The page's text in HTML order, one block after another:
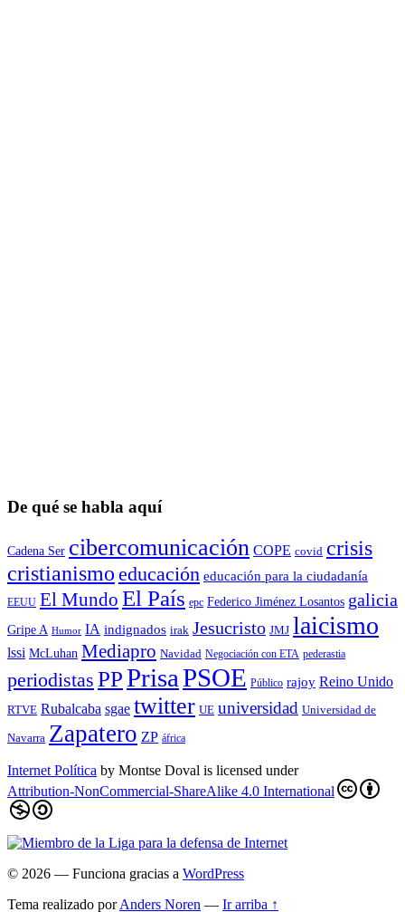
De qué se habla aquí
Cadena Ser cibercomunicación COPE covid crisis
cristianismo educación educación para la ciudadaní­a
EEUU El Mundo El País epc Federico Jiménez Losantos galicia
Gripe A Humor IA indignados irak Jesucristo JMJ laicismo
lssi McLuhan Mediapro Navidad Negociación con ETA pederastia
periodistas PPPrisaPSOE Público rajoy Reino Unido
RTVE Rubalcaba sgae twitter UE universidad Universidad de
Navarra Zapatero ZP áfrica
Internet Política by Montse Doval is licensed under
Attribution-NonCommercial-ShareAlike 4.0 International
© 2026 — Funciona gracias a WordPress
Tema realizado porAnders Noren — Ir arriba ↑